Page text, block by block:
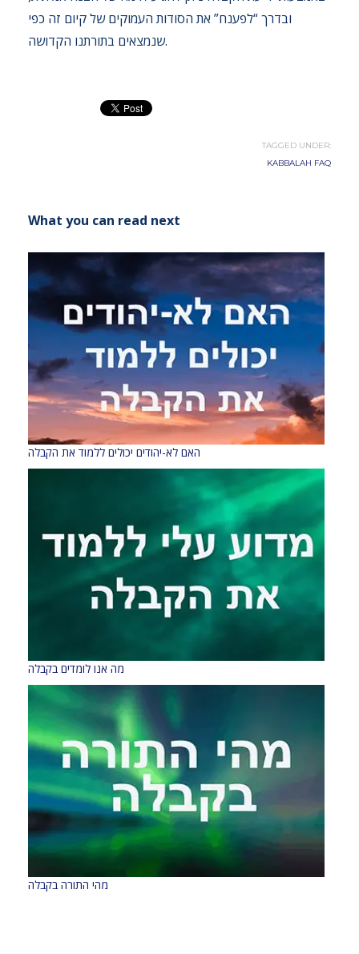
ובדרך “לפענח” את הסודות העמוקים של קיום זה כפי
שנמצאים בתורתנו הקדושה.
TAGGED UNDER:
KABBALAH FAQ
What you can read next
האם לא-יהודים יכולים ללמוד את הקבלה
מה אנו לומדים בקבלה
מהי התורה בקבלה